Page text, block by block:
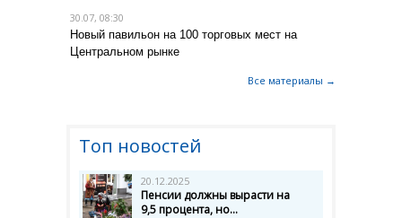
30.07, 08:30
Новый павильон на 100 торговых мест на
Центральном рынке
Все материалы →
Топ новостей
20.12.2025
Пенсии должны вырасти на
9,5 процента, но...